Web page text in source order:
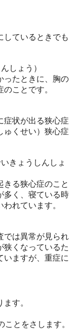
しているときでも
しょう）
ったときに、胸の
ことです。
症状が出る狭心症
ゅくせい）狭心症
きょうしんしょ
きる狭心症のこと
多く、寝ている時
れています。
では異常が見られ
狭くなっているた
いますが、重症に
す。
とをさします。